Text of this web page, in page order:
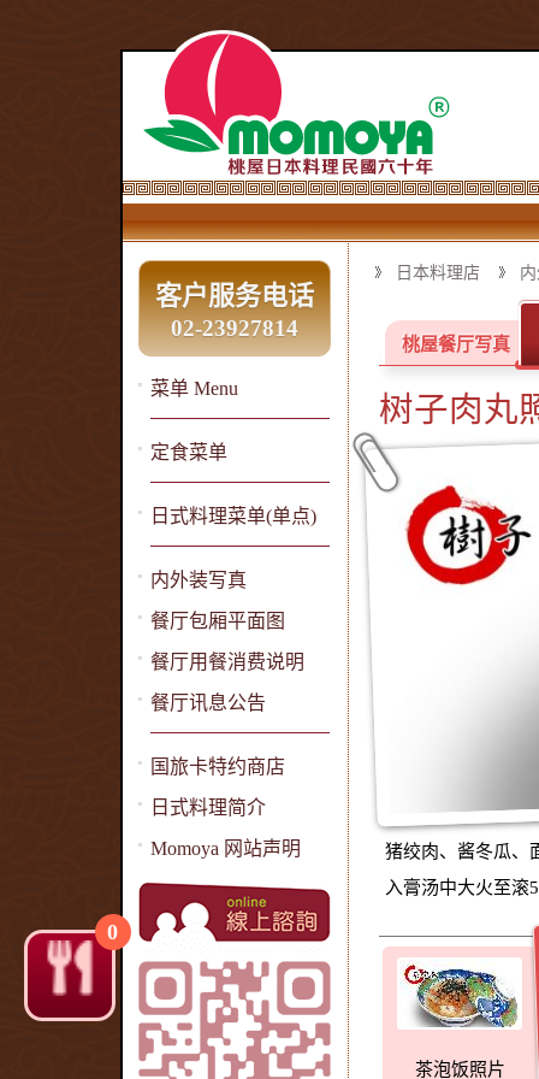
客户服务电话
02-23927814
菜单 Menu
定食菜单
日式料理菜单(单点)
内外装写真
餐厅包厢平面图
餐厅用餐消费说明
餐厅讯息公告
国旅卡特约商店
日式料理简介
Momoya 网站声明
日本料理店
桃屋餐厅写真
树子肉丸
猪绞肉、酱冬瓜、
入膏汤中大火至滚
茶泡饭照片
0